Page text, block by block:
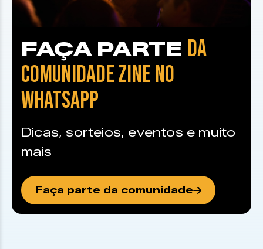
FAÇA PARTE DA
COMUNIDADE ZINE NO
WHATSAPP
Dicas, sorteios, eventos e muito
mais
Faça parte da comunidade